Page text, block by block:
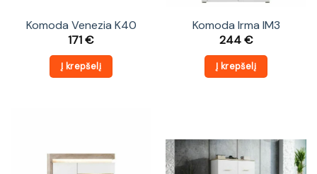
Komoda Venezia K40
171€
Į krepšelį
Komoda Irma IM3
244€
Į krepšelį